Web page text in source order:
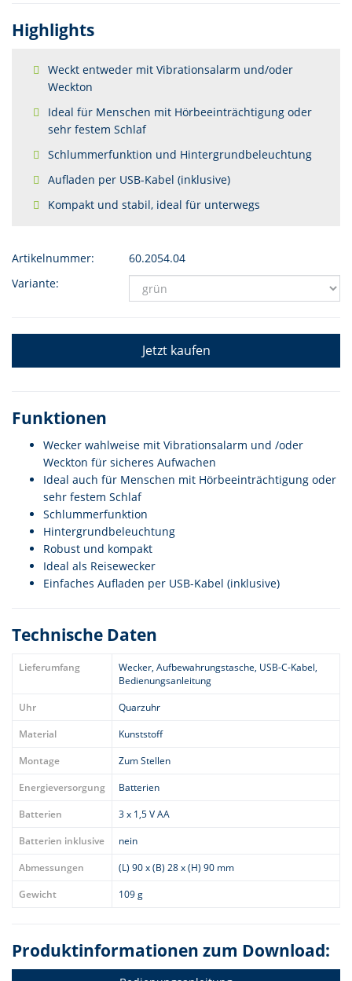
Highlights
Weckt entweder mit Vibrationsalarm und/oder
Weckton
Ideal für Menschen mit Hörbeeinträchtigung oder
sehr festem Schlaf
Schlummerfunktion und Hintergrundbeleuchtung
Aufladen per USB-Kabel (inklusive)
Kompakt und stabil, ideal für unterwegs
Artikelnummer:
60.2054.04
Variante:
Jetzt kaufen
Funktionen
Wecker wahlweise mit Vibrationsalarm und /oder
Weckton für sicheres Aufwachen
Ideal auch für Menschen mit Hörbeeinträchtigung oder
sehr festem Schlaf
Schlummerfunktion
Hintergrundbeleuchtung
Robust und kompakt
Ideal als Reisewecker
Einfaches Aufladen per USB-Kabel (inklusive)
Technische Daten
Lieferumfang
Wecker, Aufbewahrungstasche, USB-C-Kabel,
Bedienungsanleitung
Uhr
Quarzuhr
Material
Kunststoff
Montage
Zum Stellen
Energieversorgung
Batterien
Batterien
3 x 1,5 V AA
Batterien inklusive
nein
Abmessungen
(L) 90 x (B) 28 x (H) 90 mm
Gewicht
109 g
Produktinformationen zum Download: